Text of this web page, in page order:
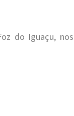
do Iguaçu, nos